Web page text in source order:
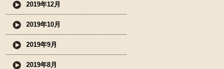
2019年12月
2019年10月
2019年9月
2019年8月